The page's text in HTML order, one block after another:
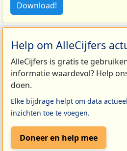
Download!
Help om AlleCijfers
AlleCijfers is gratis te
informatie waardevol? Help
doen.
Elke bijdrage helpt om data
inzichten toe te voegen.
Doneer en help mee